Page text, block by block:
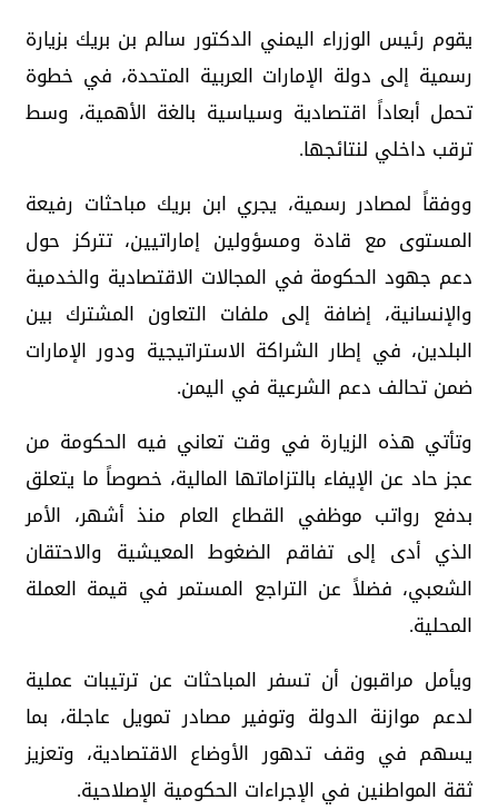
يقوم رئيس الوزراء اليمني الدكتور سالم بن بريك بزيارة
رسمية إلى دولة الإمارات العربية المتحدة، في خطوة
تحمل أبعاداً اقتصادية وسياسية بالغة الأهمية، وسط
ترقب داخلي لنتائجها.
ووفقاً لمصادر رسمية، يجري ابن بريك مباحثات رفيعة
المستوى مع قادة ومسؤولين إماراتيين، تتركز حول
دعم جهود الحكومة في المجالات الاقتصادية والخدمية
والإنسانية، إضافة إلى ملفات التعاون المشترك بين
البلدين، في إطار الشراكة الاستراتيجية ودور الإمارات
ضمن تحالف دعم الشرعية في اليمن.
وتأتي هذه الزيارة في وقت تعاني فيه الحكومة من
عجز حاد عن الإيفاء بالتزاماتها المالية، خصوصاً ما يتعلق
بدفع رواتب موظفي القطاع العام منذ أشهر، الأمر
الذي أدى إلى تفاقم الضغوط المعيشية والاحتقان
الشعبي، فضلاً عن التراجع المستمر في قيمة العملة
المحلية.
ويأمل مراقبون أن تسفر المباحثات عن ترتيبات عملية
لدعم موازنة الدولة وتوفير مصادر تمويل عاجلة، بما
يسهم في وقف تدهور الأوضاع الاقتصادية، وتعزيز
ثقة المواطنين في الإجراءات الحكومية الإصلاحية.